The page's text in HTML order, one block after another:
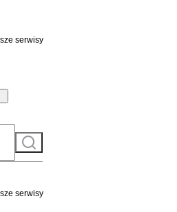
do serwisu
serwisy
Szukaj
serwisy